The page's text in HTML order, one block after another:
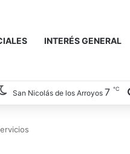
INTERÉS GENERAL
San Nicolás de los Arroyos 7 ℃